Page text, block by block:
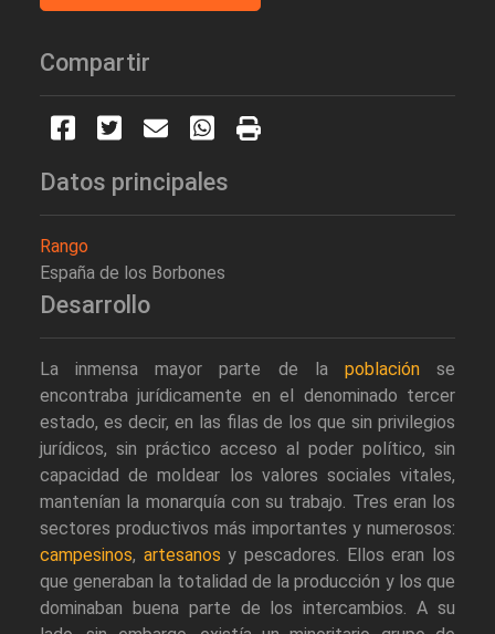
Compartir
Datos principales
Rango
España de los Borbones
Desarrollo
La inmensa mayor parte de la poblaciónse
encontraba jurídicamente en el denominado tercer
estado, es decir, en las filas de los que sin privilegios
jurídicos, sin práctico acceso al poder político, sin
capacidad de moldear los valores sociales vitales,
mantenían la monarquía con su trabajo. Tres eran los
sectores productivos más importantes y numerosos:
campesinos, artesanos y pescadores. Ellos eran los
que generaban la totalidad de la producción y los que
dominaban buena parte de los intercambios. A su